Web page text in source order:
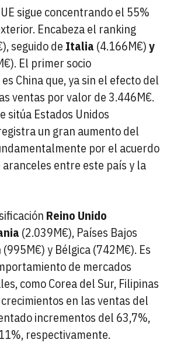
sigue concentrando el 55%
Encabeza el ranking
seguido de Italia (4.166M€)y
El primer socio
China que, ya sin el efecto del
ventas por valor de 3.446M€.
sitúa Estados Unidos
un gran aumento del
por el acuerdo
aranceles entre este país y la
Reino Unido
(2.039M€), Países Bajos
y Bélgica (742M€). Es
de mercados
como Corea del Sur, Filipinas
en las ventas del
incrementos del 63,7%,
respectivamente.